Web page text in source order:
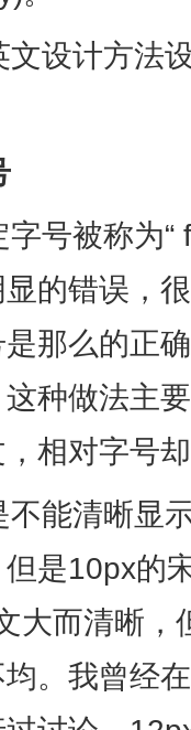
设计方法
号被称为“
的错误，
那么的正
种做法主
相对字号
能清晰显
是10px的
大而清晰
。我曾经